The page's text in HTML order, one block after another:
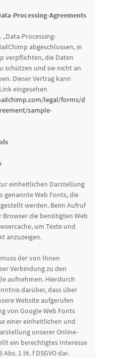
Processing-Agreements
Processing-
abgeschlossen, in
verpflichten, die Daten
schützen und sie nicht an
Dieser Vertrag kann
eingesehen
legal/forms/d
sample-
einheitlichen Darstellung
genannte Web Fonts, die
werden. Beim Aufruf
Browser die benötigten Web
um Texte und
anzuzeigen.
der von Ihnen
Verbindung zu den
aufnehmen. Hierdurch
darüber, dass über
Website aufgerufen
von Google Web Fonts
einer einheitlichen und
unserer Online-
ein berechtigtes Interesse
1 lit. f DSGVO dar.